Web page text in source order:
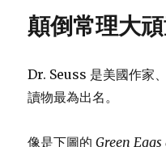
顛倒常理大
Dr. Seuss 是美國作家
讀物最為出名。
像是下圖的Green